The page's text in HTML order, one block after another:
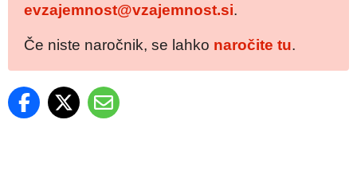
evzajemnost@vzajemnost.si.
Če niste naročnik, se lahko naročite tu.